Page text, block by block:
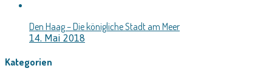
Den Haag – Die königliche Stadt am Meer
14. Mai 2018
Kategorien